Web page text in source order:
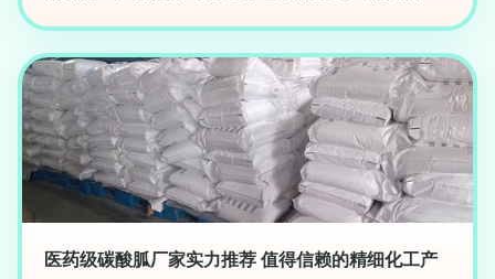
医药级碳酸胍厂家实力推荐 值得信赖的精细化工产